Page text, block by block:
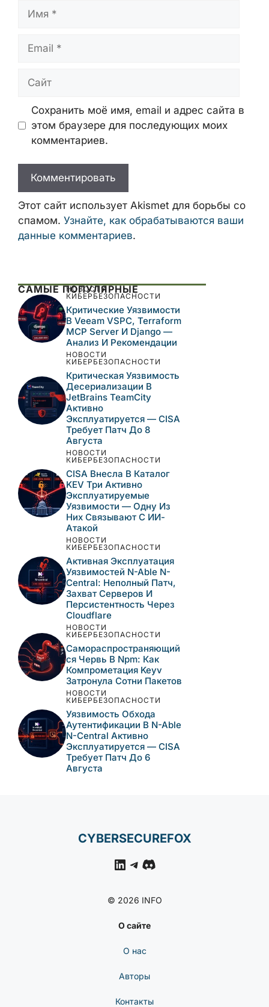
Имя
Email
Сайт
Сохранить моё имя, email и адрес сайта в
этом браузере для последующих моих
комментариев.
Этот сайт использует Akismet для борьбы со
спамом. Узнайте, как обрабатываются ваши
данные комментариев.
САМЫЕ ПОПУЛЯРНЫЕ
НОВОСТИ
КИБЕРБЕЗОПАСНОСТИ
Критические Уязвимости
В Veeam VSPC, Terraform
MCP Server И Django —
Анализ И Рекомендации
НОВОСТИ
КИБЕРБЕЗОПАСНОСТИ
Критическая Уязвимость
Десериализации В
JetBrains TeamCity
Активно
Эксплуатируется — CISA
Требует Патч До 8
Августа
НОВОСТИ
КИБЕРБЕЗОПАСНОСТИ
CISA Внесла В Каталог
KEV Три Активно
Эксплуатируемые
Уязвимости — Одну Из
Них Связывают С ИИ-
Атакой
НОВОСТИ
КИБЕРБЕЗОПАСНОСТИ
Активная Эксплуатация
Уязвимостей N-Able N-
Central: Неполный Патч,
Захват Серверов И
Персистентность Через
Cloudflare
НОВОСТИ
КИБЕРБЕЗОПАСНОСТИ
Самораспространяющий
Ся Червь В Npm: Как
Компрометация Keyv
Затронула Сотни Пакетов
НОВОСТИ
КИБЕРБЕЗОПАСНОСТИ
Уязвимость Обхода
Аутентификации В N-Able
N-Central Активно
Эксплуатируется — CISA
Требует Патч До 6
Августа
CYBERSECUREFOX
LinkedIn
Telegram
Discord
© 2026 INFO
О сайте
О нас
Авторы
Контакты